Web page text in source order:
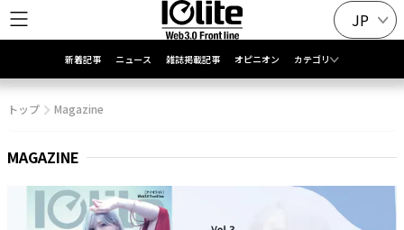
JP
新着記事 ニュース 雑誌掲載記事 オピニオン カテゴリ
トップ Magazine
MAGAZINE